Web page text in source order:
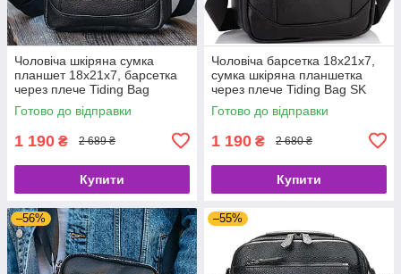
Чоловіча шкіряна сумка
планшет 18х21х7, барсетка
через плече Tiding Bag
LA3314-1BL чорна
Готово до відправки
1 190 ₴ 2 689 ₴
Купити
Чоловіча барсетка 18х21х7,
сумка шкіряна планшетка
через плече Tiding Bag SK
N5386 чорна
Готово до відправки
1 190 ₴ 2 680 ₴
Купити
–56% –55%